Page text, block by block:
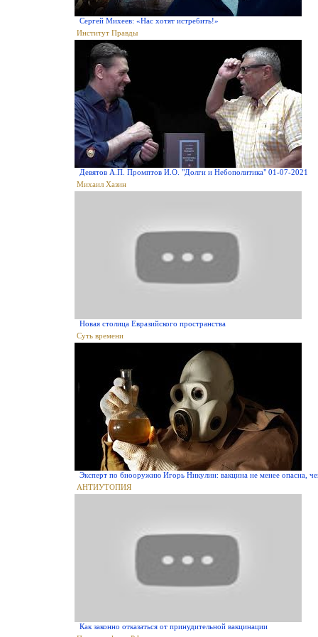
Сергей Михеев: «Нас хотят истребить!»
Институт Правды
Девятов А.П. Промптов И.О. "Долги и Небополитика" 01-07-2021
Михаил Хазин
Новая столица Евразийского пространства
Суть времени
Эксперт по биооружию Игорь Никулин: вакцина не менее опасна,
АНТИУТОПИЯ
Как законно отказаться от принудительной вакцинации